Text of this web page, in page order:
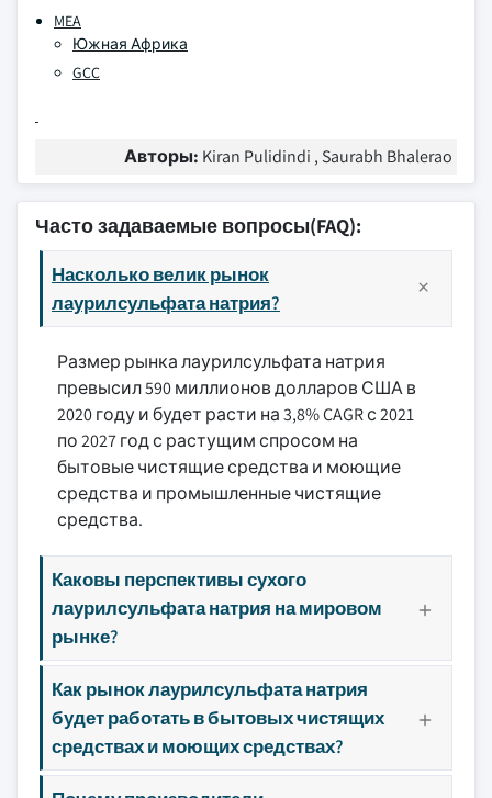
MEA
Южная Африка
GCC
Авторы: Kiran Pulidindi , Saurabh Bhalerao
Часто задаваемые вопросы(FAQ):
Насколько велик рынок
лаурилсульфата натрия?
Размер рынка лаурилсульфата натрия
превысил 590 миллионов долларов США в
2020 году и будет расти на 3,8% CAGR с 2021
по 2027 год с растущим спросом на
бытовые чистящие средства и моющие
средства и промышленные чистящие
средства.
Каковы перспективы сухого
лаурилсульфата натрия на мировом
рынке?
Как рынок лаурилсульфата натрия
будет работать в бытовых чистящих
средствах и моющих средствах?